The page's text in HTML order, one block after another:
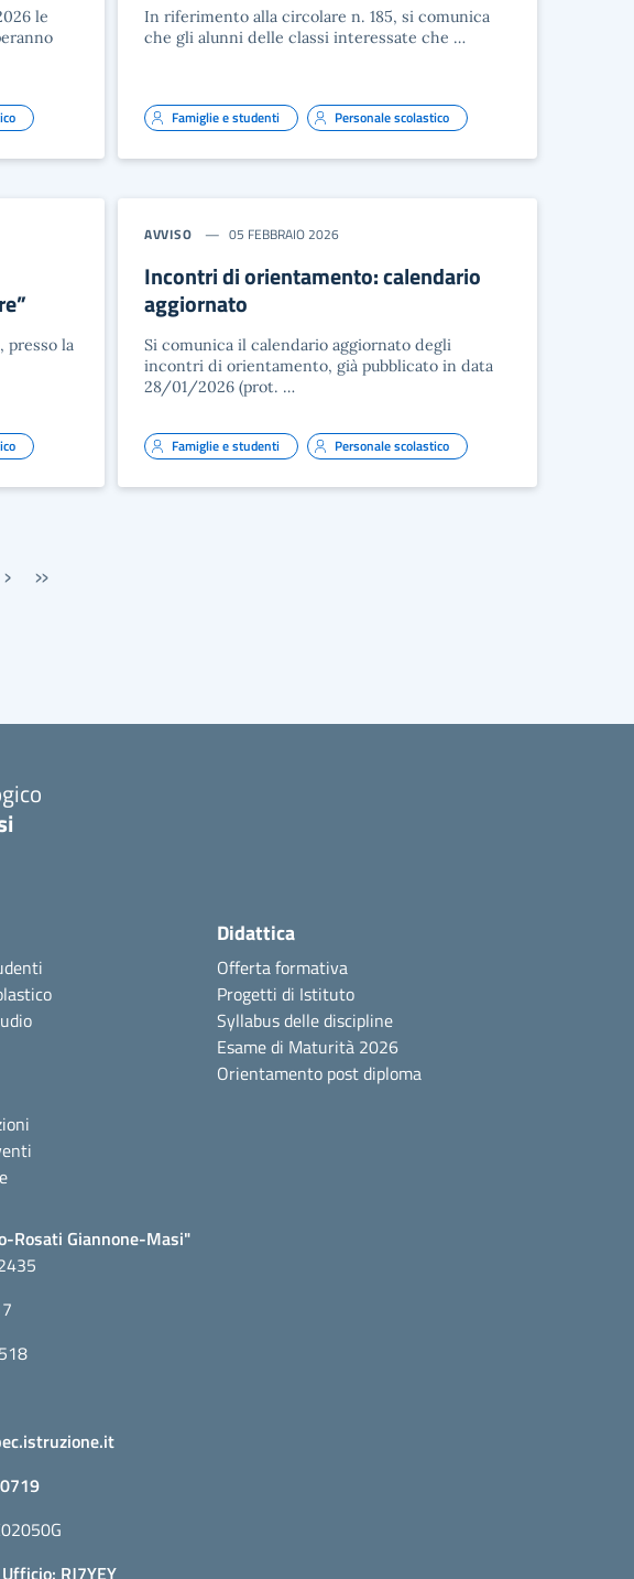
le
In riferimento alla circolare n. 185, si comunica
che gli alunni delle classi interessate che …
Famiglie e studenti Personale scolastico
presso la
AVVISO 05 FEBBRAIO 2026
Incontri di orientamento: calendario
aggiornato
Si comunica il calendario aggiornato degli
incontri di orientamento, già pubblicato in data
28/01/2026 (prot. …
Famiglie e studenti Personale scolastico
Pagina successiva
› Ultima pagina
»
Didattica
Offerta formativa
Progetti di Istituto
Syllabus delle discipline
Esame di Maturità 2026
Orientamento post diploma
Rosati Giannone-Masi"
RJ7YEY